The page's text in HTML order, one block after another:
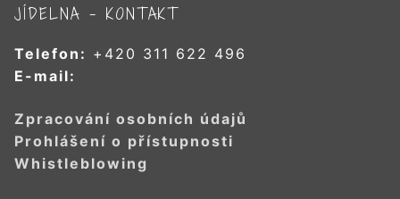
JÍDELNA – KONTAKT
Telefon: +420 311 622 496
E-mail:
Zpracování osobních údajů
Prohlášení o přístupnosti
Whistleblowing